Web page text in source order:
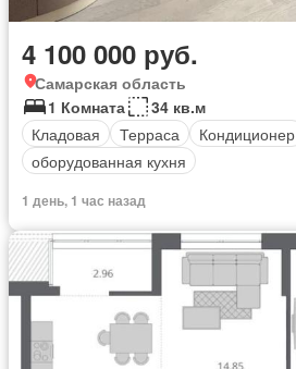
4 100 000 руб.
Самарская область
1 Комната
34 кв.м
Кладовая
Терраса
Кондиционер
оборудованная кухня
1 день, 1 час назад